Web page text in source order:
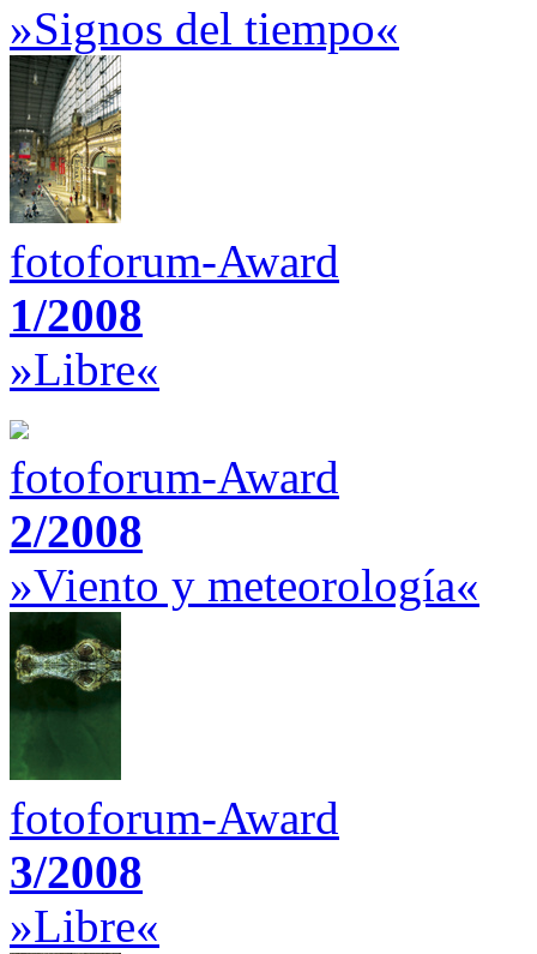
»Signos del tiempo«
fotoforum-Award
1/2008
»Libre«
fotoforum-Award
2/2008
»Viento y meteorología«
fotoforum-Award
3/2008
»Libre«